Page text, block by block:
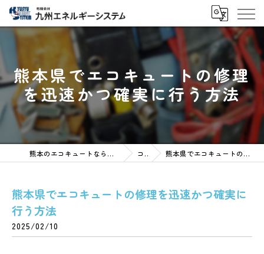
熊本県でエコキュートの修理
を迅速かつ確実に行う方法
熊本のエコキュートなら有限会社九州エネルギーシステム コラム 熊本県でエコキュートの修理を迅速かつ確実に行う方法
熊本県でエコキュートの修理を迅速かつ確実に
行う方法
2025/02/10